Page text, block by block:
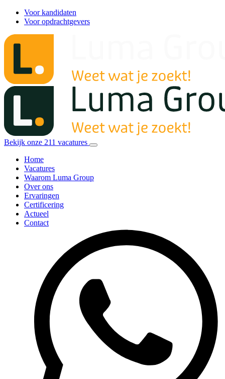
Voor kandidaten
Voor opdrachtgevers
Bekijk onze 211 vacatures
Home
Vacatures
Waarom Luma Group
Over ons
Ervaringen
Certificering
Actueel
Contact